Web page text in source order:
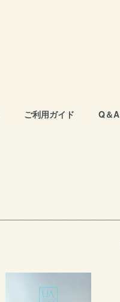
ご利用ガイド Q＆A